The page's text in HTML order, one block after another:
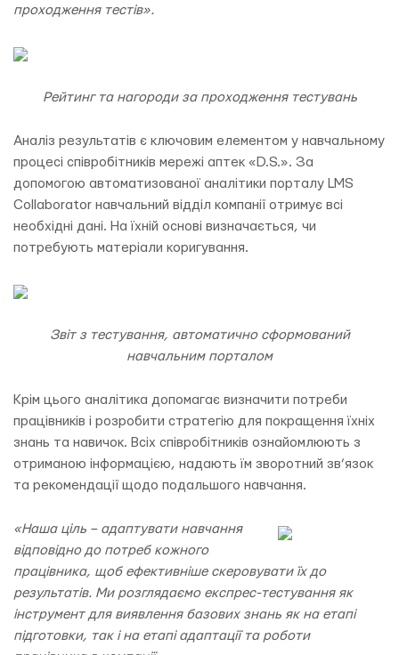
проходження тестів».
Рейтинг та нагороди за проходження тестувань
Аналіз результатів є ключовим елементом у навчальному
процесі співробітників мережі аптек «D.S.». За
допомогою автоматизованої аналітики порталу LMS
Collaborator навчальний відділ компанії отримує всі
необхідні дані. На їхній основі визначається, чи
потребують матеріали коригування.
Звіт з тестування, автоматично сформований
навчальним порталом
Крім цього аналітика допомагає визначити потреби
працівників і розробити стратегію для покращення їхніх
знань та навичок. Всіх співробітників ознайомлюють з
отриманою інформацією, надають їм зворотний зв’язок
та рекомендації щодо подальшого навчання.
«Наша ціль – адаптувати навчання
відповідно до потреб кожного
працівника, щоб ефективніше скеровувати їх до
результатів. Ми розглядаємо експрес-тестування як
інструмент для виявлення базових знань як на етапі
підготовки, так і на етапі адаптації та роботи